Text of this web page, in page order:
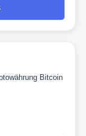
Bitcoin